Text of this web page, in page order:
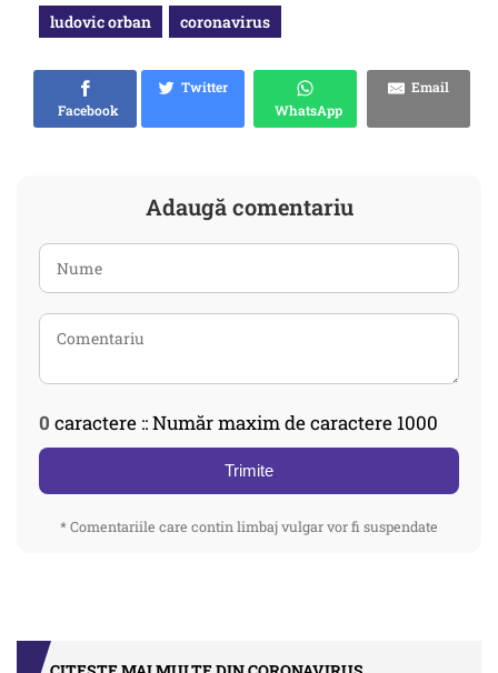
ludovic orban coronavirus
Facebook
Twitter
WhatsApp
Email
Adaugă comentariu
0 caractere :: Număr maxim de caractere 1000
Trimite
* Comentariile care contin limbaj vulgar vor fi suspendate